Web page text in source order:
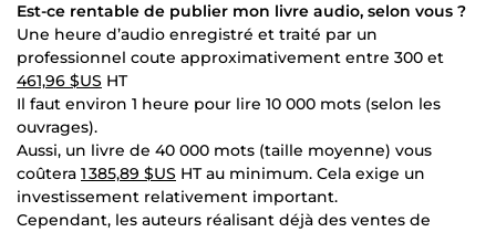
Est-ce rentable de publier mon livre audio, selon vous ?
Une heure d’audio enregistré et traité par un
professionnel coute approximativement entre 300 et
461,96 $US HT
Il faut environ 1 heure pour lire 10 000 mots (selon les
ouvrages).
Aussi, un livre de 40 000 mots (taille moyenne) vous
coûtera 1 385,89 $US HT au minimum. Cela exige un
investissement relativement important.
Cependant, les auteurs réalisant déjà des ventes de